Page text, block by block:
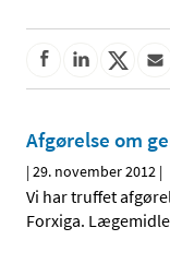
Afgørelse om
|29. november 2012 |
Vi har truffet
Forxiga.